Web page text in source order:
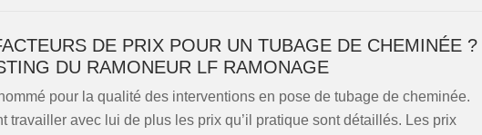
DE PRIX POUR UN TUBAGE DE CHEMINÉE ?
DU RAMONEUR LF RAMONAGE
pour la qualité des interventions en pose de tubage de cheminée.
travailler avec lui de plus les prix qu’il pratique sont détaillés. Les prix